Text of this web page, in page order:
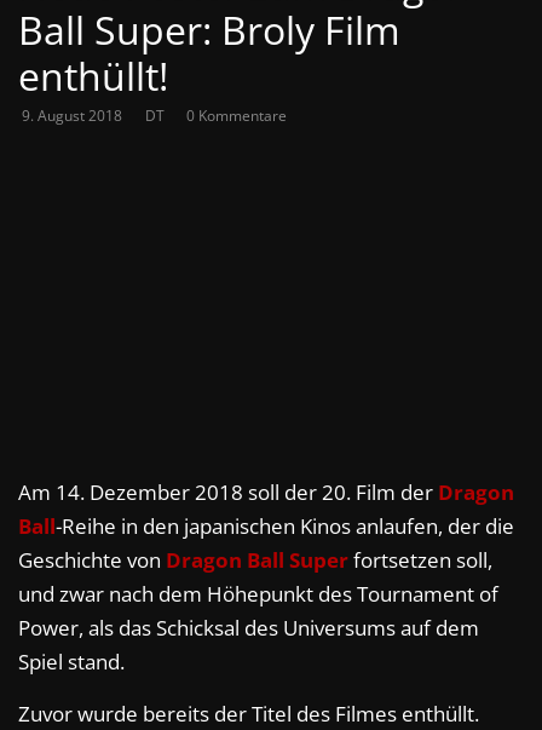
Ball Super: Broly Film
enthüllt!
9. August 2018 DT 0 Kommentare
Am 14. Dezember 2018 soll der 20. Film der Dragon
Ball-Reihe in den japanischen Kinos anlaufen, der die
Geschichte von Dragon Ball Superfortsetzen soll,
und zwar nach dem Höhepunkt des Tournament of
Power, als das Schicksal des Universums auf dem
Spiel stand.
Zuvor wurde bereits der Titel des Filmes enthüllt.